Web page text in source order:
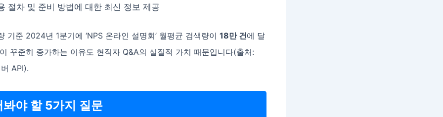
절차 및 준비 방법에 대한 최신 정보 제공
기준 2024년 1분기에 ‘NPS 온라인 설명회’ 월평균 검색량이 18만 건에 달
꾸준히 증가하는 이유도 현직자 Q&A의 실질적 가치 때문입니다(출처:
API).
봐야 할 5가지 질문